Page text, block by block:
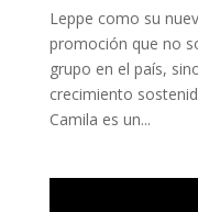
Leppe como su
promoción que no
grupo en el país,
crecimiento
Camila es un...